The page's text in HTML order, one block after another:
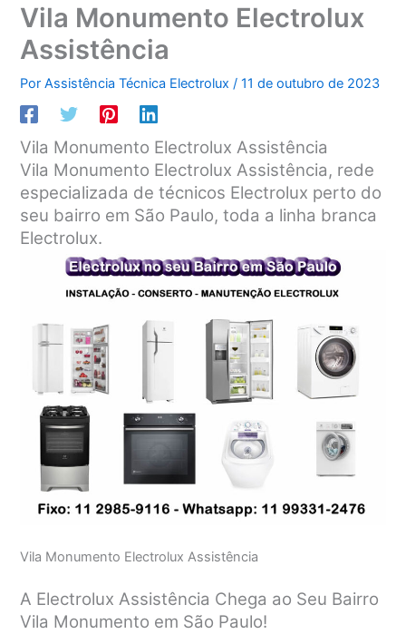
Vila Monumento Electrolux
Assistência
PorAssistência Técnica Electrolux/11 de outubro de 2023
Vila Monumento Electrolux Assistência
Vila Monumento Electrolux Assistência, rede
especializada de técnicos Electrolux perto do
seu bairro em São Paulo, toda a linha branca
Electrolux.
Vila Monumento Electrolux Assistência
A Electrolux Assistência Chega ao Seu Bairro
Vila Monumento em São Paulo!